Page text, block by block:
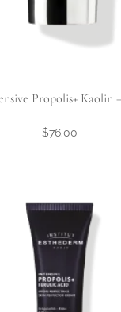
Propolis+ Kaolin
$76.00